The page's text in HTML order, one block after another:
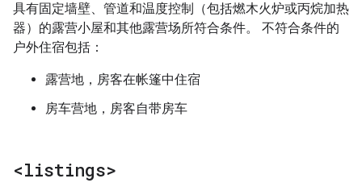
具有固定墙壁、管道和温度控制（包括燃木火炉或丙烷加热
器）的露营小屋和其他露营场所符合条件。 不符合条件的
户外住宿包括：
露营地，房客在帐篷中住宿
房车营地，房客自带房车
<listings>